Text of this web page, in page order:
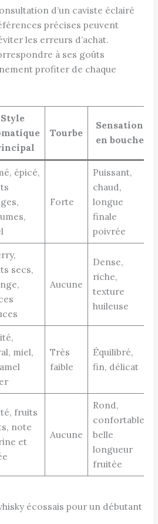
d’un caviste éclairé
précises peuvent
les erreurs d’achat.
à ses goûts
profiter de chaque
Style
Tourbe
Sensation
en bouche
épicé,
Forte
Puissant,
chaud,
longue
finale
poivrée
secs,
Aucune
Dense,
riche,
texture
huileuse
miel,
Très
faible
Équilibré,
fin, délicat
fruits
note
et
Aucune
Rond,
confortable,
belle
longueur
fruitée
écossais pour un débutant